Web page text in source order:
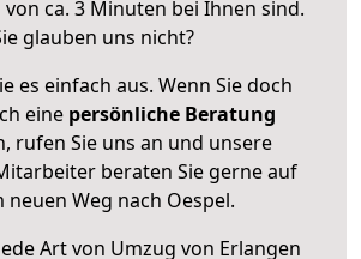
ca. 3 Minuten bei Ihnen sind.
glauben uns nicht?
es einfach aus. Wenn Sie doch
eine persönliche Beratung
rufen Sie uns an und unsere
beraten Sie gerne auf
neuen Weg nach Oespel.
Art von Umzug von Erlangen